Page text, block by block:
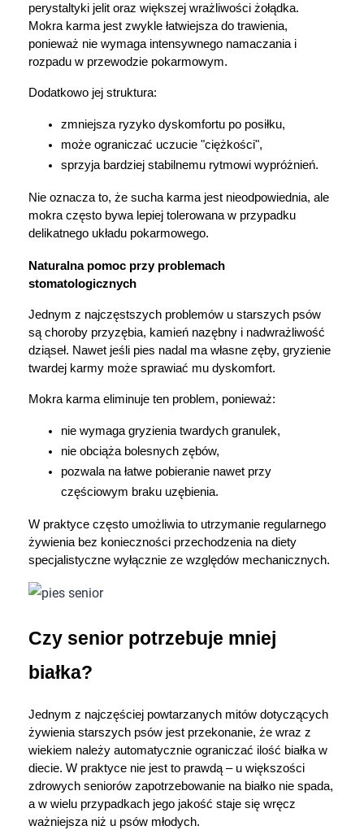
perystaltyki jelit oraz większej wrażliwości żołądka.
Mokra karma jest zwykle łatwiejsza do trawienia,
ponieważ nie wymaga intensywnego namaczania i
rozpadu w przewodzie pokarmowym.
Dodatkowo jej struktura:
zmniejsza ryzyko dyskomfortu po posiłku,
może ograniczać uczucie "ciężkości",
sprzyja bardziej stabilnemu rytmowi wypróżnień.
Nie oznacza to, że sucha karma jest nieodpowiednia, ale
mokra często bywa lepiej tolerowana w przypadku
delikatnego układu pokarmowego.
Naturalna pomoc przy problemach
stomatologicznych
Jednym z najczęstszych problemów u starszych psów
są choroby przyzębia, kamień nazębny i nadwrażliwość
dziąseł. Nawet jeśli pies nadal ma własne zęby, gryzienie
twardej karmy może sprawiać mu dyskomfort.
Mokra karma eliminuje ten problem, ponieważ:
nie wymaga gryzienia twardych granulek,
nie obciąża bolesnych zębów,
pozwala na łatwe pobieranie nawet przy
częściowym braku uzębienia.
W praktyce często umożliwia to utrzymanie regularnego
żywienia bez konieczności przechodzenia na diety
specjalistyczne wyłącznie ze względów mechanicznych.
Czy senior potrzebuje mniej
białka?
Jednym z najczęściej powtarzanych mitów dotyczących
żywienia starszych psów jest przekonanie, że wraz z
wiekiem należy automatycznie ograniczać ilość białka w
diecie. W praktyce nie jest to prawdą – u większości
zdrowych seniorów zapotrzebowanie na białko nie spada,
a w wielu przypadkach jego jakość staje się wręcz
ważniejsza niż u psów młodych.